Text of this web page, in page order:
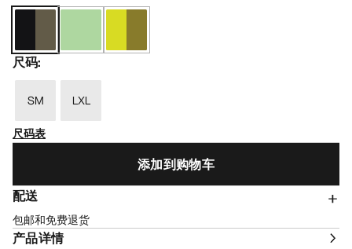
尺码:
SM
LXL
尺码表
添加到购物车
配送
包邮和免费退货
产品详情